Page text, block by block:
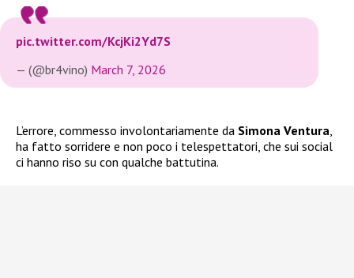
pic.twitter.com/KcjKi2Yd7S
— (@br4vino) March 7, 2026
L’errore, commesso involontariamente da Simona Ventura
ha fatto sorridere e non poco i telespettatori, che sui social
ci hanno riso su con qualche battutina.